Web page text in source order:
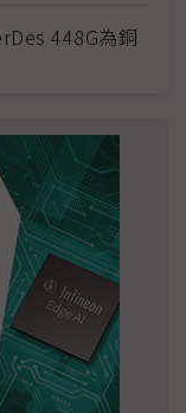
448G為銅